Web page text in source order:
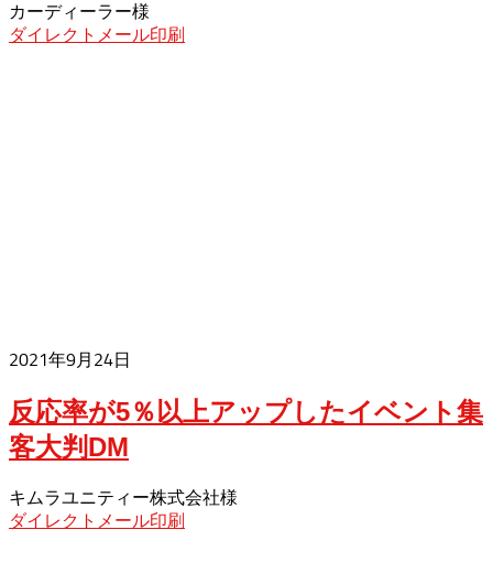
カーディーラー様
ダイレクトメール印刷
2021年9月24日
反応率が5％以上アップしたイベント集
客大判DM
キムラユニティー株式会社様
ダイレクトメール印刷